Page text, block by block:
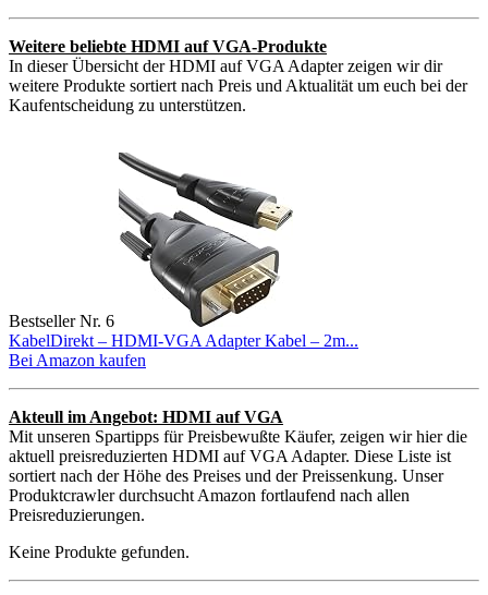
Weitere beliebte HDMI auf VGA-Produkte
In dieser Übersicht der HDMI auf VGA Adapter zeigen wir dir
weitere Produkte sortiert nach Preis und Aktualität um euch bei der
Kaufentscheidung zu unterstützen.
Bestseller Nr. 6
KabelDirekt – HDMI-VGA Adapter Kabel – 2m...
Bei Amazon kaufen
Akteull im Angebot: HDMI auf VGA
Mit unseren Spartipps für Preisbewußte Käufer, zeigen wir hier die
aktuell preisreduzierten HDMI auf VGA Adapter. Diese Liste ist
sortiert nach der Höhe des Preises und der Preissenkung. Unser
Produktcrawler durchsucht Amazon fortlaufend nach allen
Preisreduzierungen.
Keine Produkte gefunden.